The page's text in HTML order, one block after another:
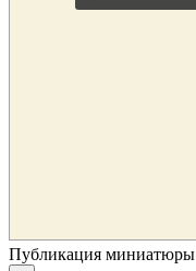
Публикация миниатюры